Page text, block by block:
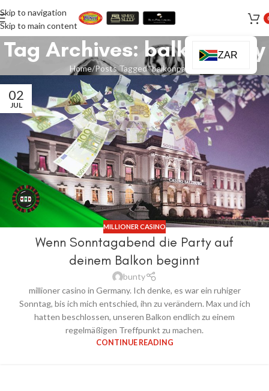
Skip to navigation
Skip to main content
Tag Archives: balkonparty
Home Posts Tagged "balkonparty"
02
JUL
MILLIONER CASINO
Wenn Sonntagabend die Party auf
deinem Balkon beginnt
bunty
millioner casino in Germany. Ich denke, es war ein ruhiger
Sonntag, bis ich mich entschied, ihn zu verändern. Max und ich
hatten beschlossen, unseren Balkon endlich zu einem
regelmäßigen Treffpunkt zu machen.
CONTINUE READING
ZAR